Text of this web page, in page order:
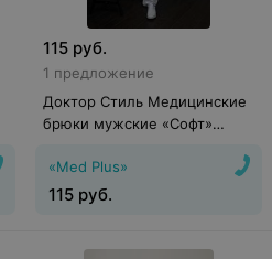
115 руб.
1 предложение
Доктор Стиль Медицинские
брюки мужские «Софт»
«Med Plus»
115 руб.